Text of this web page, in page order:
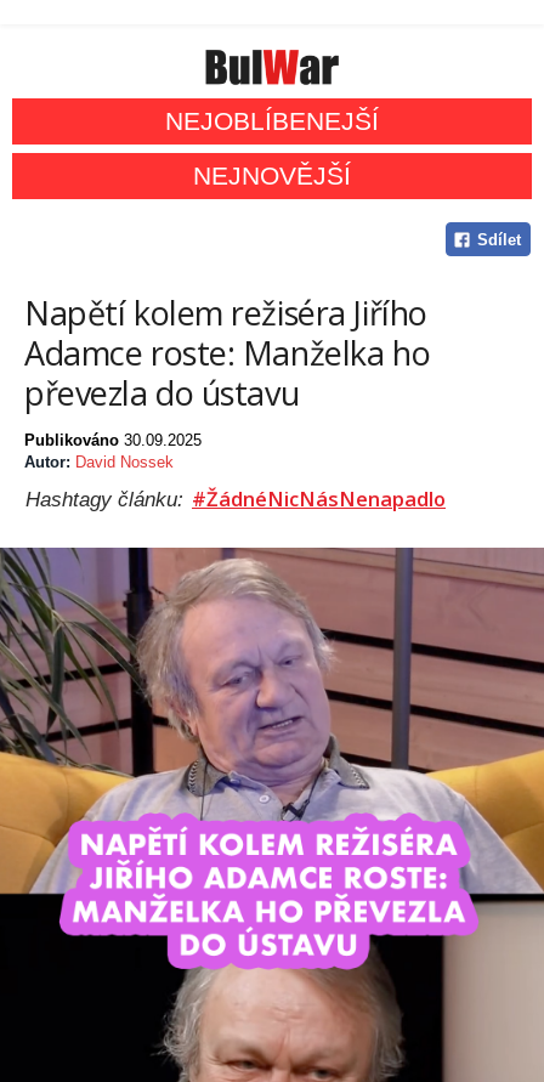
NEJOBLÍBENEJŠÍ
NEJNOVĚJŠÍ
Sdílet
Napětí kolem režiséra Jiřího
Adamce roste: Manželka ho
převezla do ústavu
Publikováno 30.09.2025
Autor: David Nossek
Hashtagy článku: #ŽádnéNicNásNenapadlo